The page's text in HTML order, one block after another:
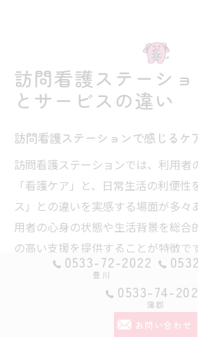
訪問看護ステーシ
とサービスの違い
訪問看護ステーションで感じるケ
訪問看護ステーションでは、利用者
「看護ケア」と、日常生活の利便性
ス」との違いを実感する場面が多々
用者の心身の状態や生活背景を総合
の高い支援を提供することが特徴で
はマニュアル化された支援や手続き
たとえば、バイタルサインの観察や
0533-72-2022
豊川
0533-74-
蒲郡
お問い合わせ